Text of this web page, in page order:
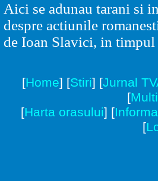
Aici se adunau tarani si
despre actiunile
de Ioan Slavici, in
[Home] [Stiri] [Jurnal
[
[Harta orasului] [
[